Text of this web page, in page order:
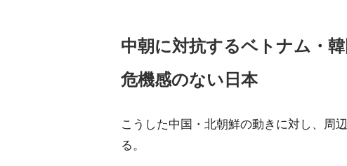
中朝に対抗するベトナム・
危機感のない日本
こうした中国・北朝鮮の動きに対し、周
る。